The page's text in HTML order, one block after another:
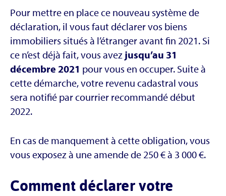
Pour mettre en place ce nouveau système de
déclaration, il vous faut déclarer vos biens
immobiliers situés à l’étranger avant fin 2021. Si
ce n’est déjà fait, vous avez jusqu’au 31
décembre 2021 pour vous en occuper. Suite à
cette démarche, votre revenu cadastral vous
sera notifié par courrier recommandé début
2022.
En cas de manquement à cette obligation, vous
vous exposez à une amende de 250 € à 3 000 €.
Comment déclarer votre